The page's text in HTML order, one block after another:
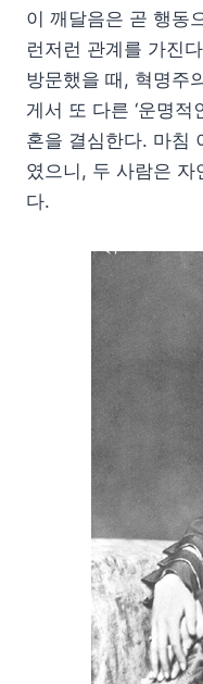
이 깨달음은 곧 행동
런저런 관계를 가진
방문했을 때, 혁명주
게서 또 다른 ‘운명적
혼을 결심한다. 마침
였으니, 두 사람은 자
다.